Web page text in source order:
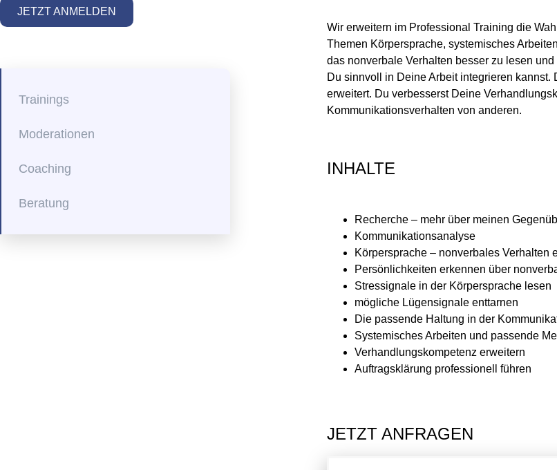
JETZT ANMELDEN
Trainings
Moderationen
Coaching
Beratung
Wir erweitern im Professional Training die
Themen Körpersprache, systemisches
das nonverbale Verhalten besser zu lesen
Du sinnvoll in Deine Arbeit integrieren
erweitert. Du verbesserst Deine
Kommunikationsverhalten von anderen.
INHALTE
Recherche – mehr über meinen
Kommunikationsanalyse
Körpersprache – nonverbales Verhalten
Persönlichkeiten erkennen über
Stressignale in der Körpersprache lesen
mögliche Lügensignale enttarnen
Die passende Haltung in der
Systemisches Arbeiten und passende
Verhandlungskompetenz erweitern
Auftragsklärung professionell führen
JETZT ANFRAGEN